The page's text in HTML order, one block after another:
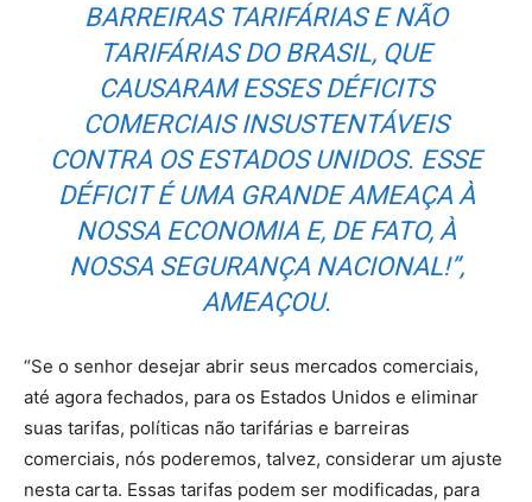
BARREIRAS TARIFÁRIAS E NÃO
TARIFÁRIAS DO BRASIL, QUE
CAUSARAM ESSES DÉFICITS
COMERCIAIS INSUSTENTÁVEIS
CONTRA OS ESTADOS UNIDOS. ESSE
DÉFICIT É UMA GRANDE AMEAÇA À
NOSSA ECONOMIA E, DE FATO, À
NOSSA SEGURANÇA NACIONAL!”,
AMEAÇOU.
“Se o senhor desejar abrir seus mercados comerciais,
até agora fechados, para os Estados Unidos e eliminar
suas tarifas, políticas não tarifárias e barreiras
comerciais, nós poderemos, talvez, considerar um ajuste
nesta carta. Essas tarifas podem ser modificadas, para